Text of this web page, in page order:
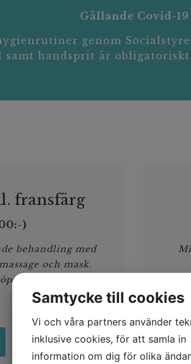
Gällande Covid-19
genom
samt handsprit är
fransfärg
)
behandling med
och mask.
Samtycke till cookies
Vi och våra partners använder
inklusive cookies, för att samla in
information om dig för olika